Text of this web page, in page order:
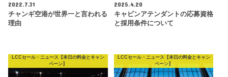
2022.7.31
チャンギ空港が世界一と言われる
理由
2025.4.20
キャビンアテンダントの応募資格
と採用条件について
LCCセール・ニュース【本日の料金とキャン
ペーン】
LCCセール・ニュース【本日の料金とキャン
ペーン】